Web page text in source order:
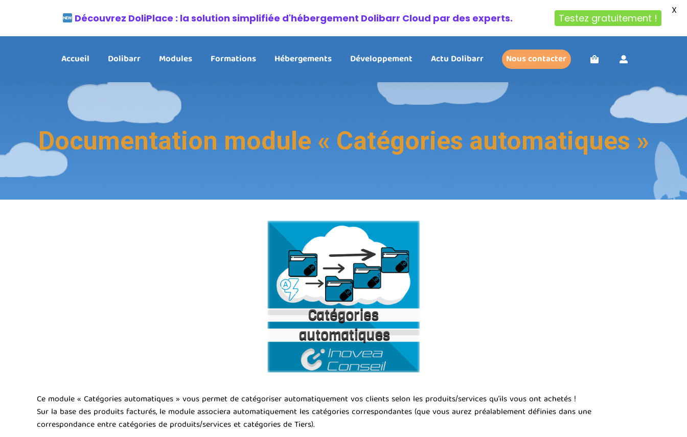
Accueil Dolibarr Modules Formations Hébergements Développement Actu Dolibarr Nous contacter
Documentation module « Catégories automatiques »
Ce module « Catégories automatiques » vous permet de catégoriser automatiquement vos clients selon les produits/services qu’ils vous ont achetés !
Sur la base des produits facturés, le module associera automatiquement les catégories correspondantes (que vous aurez préalablement définies dans une
correspondance entre catégories de produits/services et catégories de Tiers).
Découvrez DoliPlace : la solution simplifiée d'hébergement Dolibarr Cloud par des experts. Testez gratuitement !
X